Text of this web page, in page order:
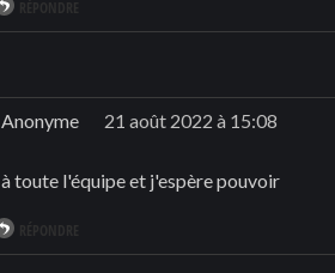
Anonyme 21 août 2022 à 15:08
à toute l'équipe et j'espère pouvoir